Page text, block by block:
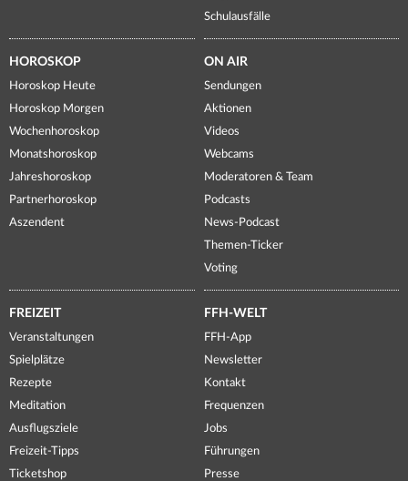
Schulausfälle
HOROSKOP
Horoskop Heute
Horoskop Morgen
Wochenhoroskop
Monatshoroskop
Jahreshoroskop
Partnerhoroskop
Aszendent
ON AIR
Sendungen
Aktionen
Videos
Webcams
Moderatoren & Team
Podcasts
News-Podcast
Themen-Ticker
Voting
FREIZEIT
Veranstaltungen
Spielplätze
Rezepte
Meditation
Ausflugsziele
Freizeit-Tipps
Ticketshop
FFH-WELT
FFH-App
Newsletter
Kontakt
Frequenzen
Jobs
Führungen
Presse